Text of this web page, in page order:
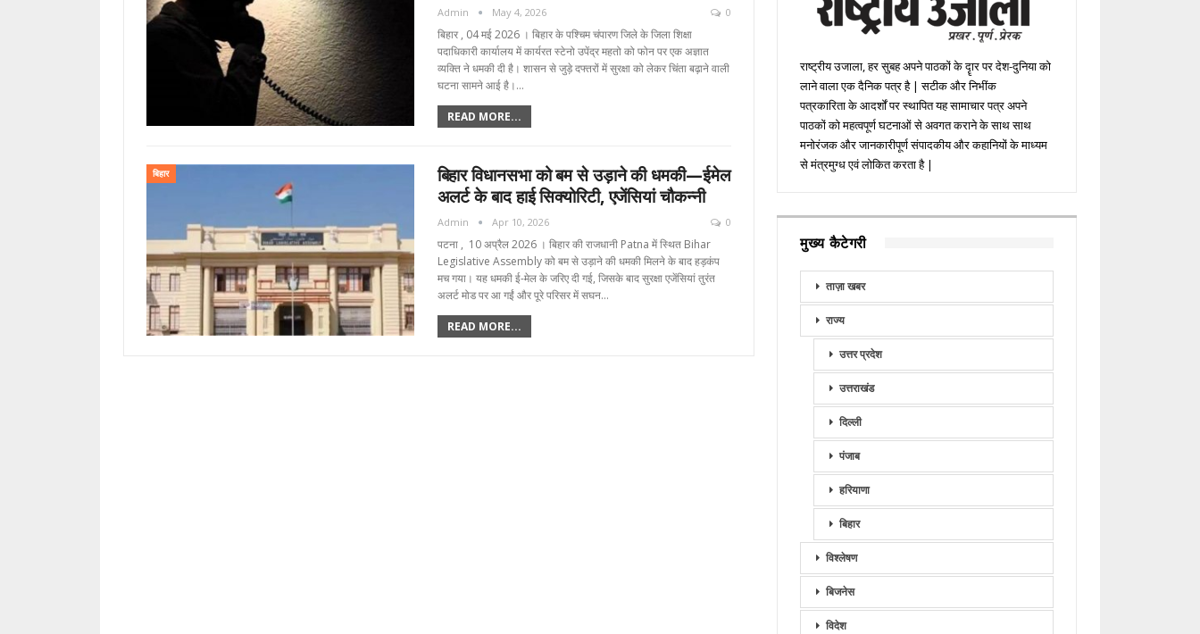
Admin May 4, 2026 0
बिहार , 04 मई 2026 । बिहार के पश्चिम चंपारण जिले के जिला शिक्षा
पदाधिकारी कार्यालय में कार्यरत स्टेनो उपेंद्र महतो को फोन पर एक अज्ञात
व्यक्ति ने धमकी दी है। शासन से जुड़े दफ्तरों में सुरक्षा को लेकर चिंता बढ़ाने वाली
घटना सामने आई है।…
READ MORE...
बिहार
बिहार विधानसभा को बम से उड़ाने की धमकी—ईमेल
अलर्ट के बाद हाई सिक्योरिटी, एजेंसियां चौकन्नी
Admin Apr 10, 2026 0
पटना , 10 अप्रैल 2026 । बिहार की राजधानी Patna में स्थित Bihar
Legislative Assembly को बम से उड़ाने की धमकी मिलने के बाद हड़कंप
मच गया। यह धमकी ई-मेल के जरिए दी गई, जिसके बाद सुरक्षा एजेंसियां तुरंत
अलर्ट मोड पर आ गईं और पूरे परिसर में सघन…
READ MORE...
राष्ट्रीय उजाला, हर सुबह अपने पाठकों के दॄार पर देश-दुनिया को
लाने वाला एक दैनिक पत्र है | सटीक और निभींक
पत्रकारिता के आदर्शों पर स्थापित यह सामाचार पत्र अपने
पाठकों को महत्वपूर्ण घटनाओं से अवगत कराने के साथ साथ
मनोरंजक और जानकारीपूर्ण संपादकीय और कहानियों के माध्यम
से मंत्रमुग्ध एवं लोकित करता है |
मुख्य कैटेगरी
ताज़ा खबर
राज्य
उत्तर प्रदेश
उत्तराखंड
दिल्ली
पंजाब
हरियाणा
बिहार
विश्लेषण
बिजनेस
विदेश